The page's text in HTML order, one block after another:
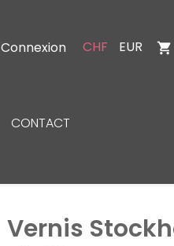
Connexion CHF EUR shopping_cart
CONTACT
Vernis